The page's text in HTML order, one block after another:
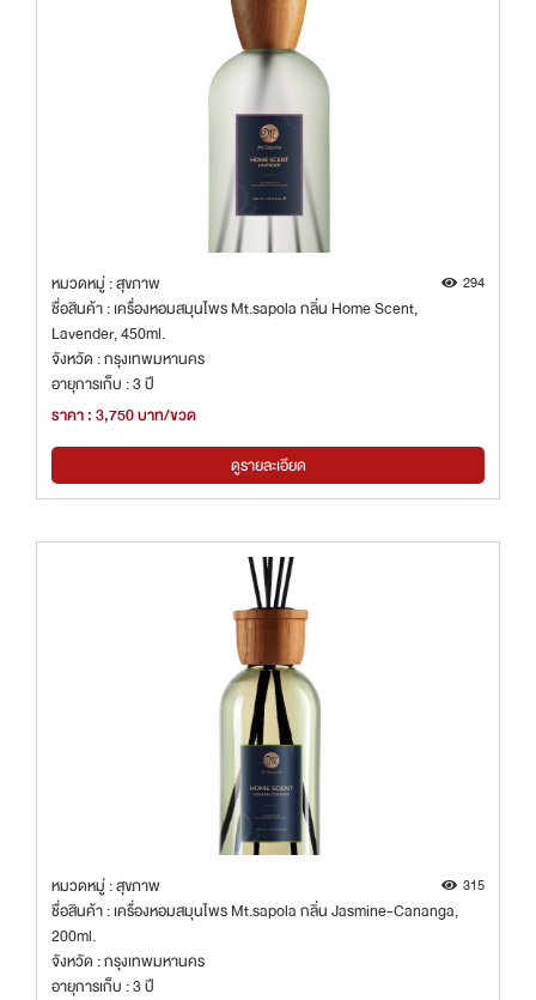
หมวดหมู่ : สุขภาพ 294
ชื่อสินค้า : เครื่องหอมสมุนไพร Mt.sapola กลิ่น Home Scent,
Lavender, 450ml.
จังหวัด : กรุงเทพมหานคร
อายุการเก็บ : 3 ปี
ราคา : 3,750 บาท/ขวด
ดูรายละเอียด
หมวดหมู่ : สุขภาพ 315
ชื่อสินค้า : เครื่องหอมสมุนไพร Mt.sapola กลิ่น Jasmine-Cananga,
200ml.
จังหวัด : กรุงเทพมหานคร
อายุการเก็บ : 3 ปี